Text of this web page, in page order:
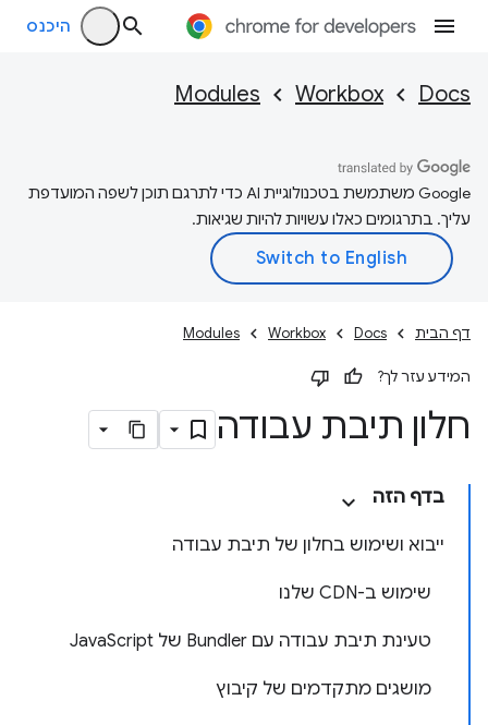
היכנס
Docs
Workbox
Modules
‫Google משתמשת בטכנולוגיית AI כדי לתרגם תוכן לשפה המועדפת
עליך. בתרגומים כאלו עשויות להיות שגיאות.
דף הבית Docs
Workbox
Modules
המידע עזר לך?
חלון תיבת עבודה
בדף הזה
ייבוא ושימוש בחלון של תיבת עבודה
שימוש ב-CDN שלנו
טעינת תיבת עבודה עם Bundler של JavaScript
מושגים מתקדמים של קיבוץ